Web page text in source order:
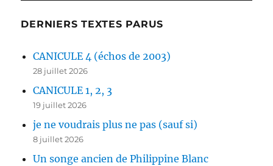
DERNIERS TEXTES PARUS
CANICULE 4 (échos de 2003)
28 juillet 2026
CANICULE 1, 2, 3
19 juillet 2026
je ne voudrais plus ne pas (sauf si)
8 juillet 2026
Un songe ancien de Philippine Blanc